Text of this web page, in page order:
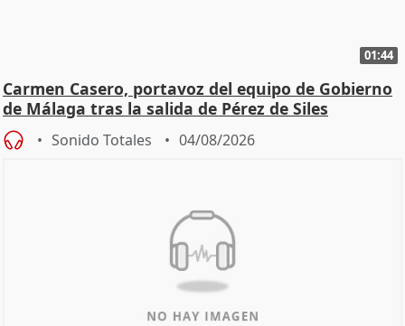
01:44
Carmen Casero, portavoz del equipo de Gobierno
de Málaga tras la salida de Pérez de Siles
Sonido Totales 04/08/2026